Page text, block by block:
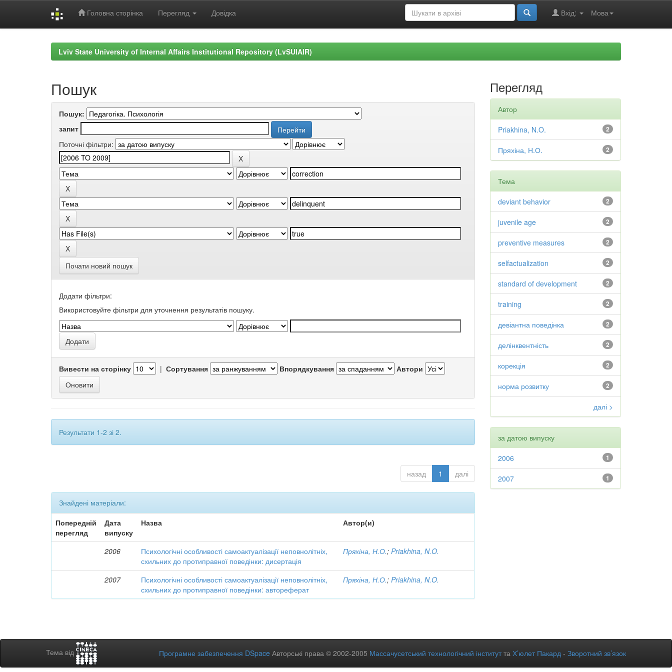
Головна сторінка Перегляд Довідка Мова
Вхід:
Lviv State University of Internal Affairs Institutional Repository (LvSUIAIR)
Пошук
Пошук:
запит
Поточні фільтри:
Почати новий пошук
Додати фільтри:
Використовуйте фільтри для уточнення результатів пошуку.
Вивести на сторінку | Сортування Впорядкування Автори
Результати 1-2 зі 2.
назад 1 далі
Знайдені матеріали:
Попередній
перегляд
Дата
випуску
Назва Автор(и)
2006
Психологічні особливості самоактуалізації неповнолітніх,
схильних до протиправної поведінки: дисертація
Пряхіна, Н.О.;Priakhina, N.O.
2007
Психологічні особливості самоактуалізації неповнолітніх,
схильних до протиправної поведінки: автореферат
Пряхіна, Н.О.;Priakhina, N.O.
Перегляд
Автор
2
Priakhina, N.O.
2
Пряхіна, Н.О.
Тема
2
deviant behavior
2
juvenile age
2
preventive measures
2
selfactualization
2
standard of development
2
training
2
девіантна поведінка
2
делінквентність
2
корекція
2
норма розвитку
далі >
за датою випуску
1
2006
1
2007
Тема від Програмне забезпечення DSpace Авторські права © 2002-2005 Массачусетський технологічний інститутта Х’юлет Пакард - Зворотний зв’язок